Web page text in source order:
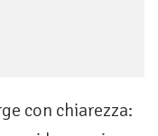
con chiarezza: